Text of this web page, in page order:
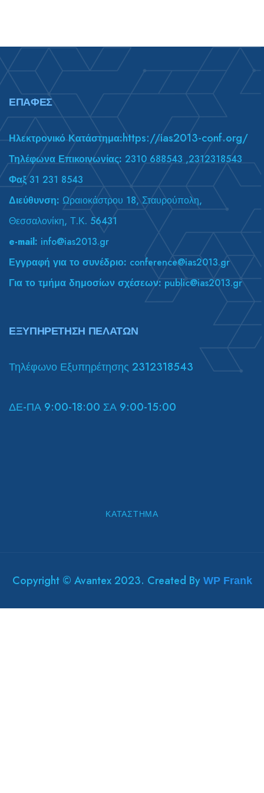
ΕΠΑΦΈΣ
Ηλεκτρονικό Κατάστημα:https://ias2013-conf.org/
Τηλέφωνα Επικοινωνίας: 2310 688543 ,2312318543
Φαξ31 231 8543
Διεύθυνση: Ωραιοκάστρου 18, Σταυρούπολη,
Θεσσαλονίκη, Τ.Κ. 56431
e-mail: info@ias2013.gr
Εγγραφή για το συνέδριο: conference@ias2013.gr
Για το τμήμα δημοσίων σχέσεων:public@ias2013.gr
ΕΞΥΠΗΡΕΤΗΣΗ ΠΕΛΑΤΩΝ
Τηλέφωνο Εξυπηρέτησης 2312318543
ΔΕ-ΠΑ 9:00-18:00 ΣΑ 9:00-15:00
ΚΑΤΆΣΤΗΜΑ
Copyright © Avantex 2023. Created By WP Frank